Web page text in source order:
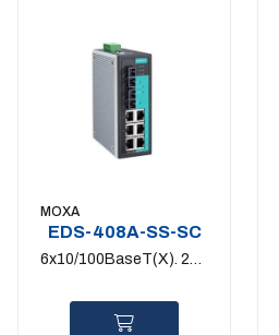
MOXA
EDS-408A-SS-SC
6x10/100BaseT(X). 2x